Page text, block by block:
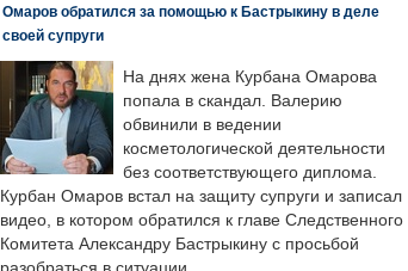
Омаров обратился за помощью к Бастрыкину в деле
своей супруги
На днях жена Курбана Омарова
попала в скандал. Валерию
обвинили в ведении
косметологической деятельности
без соответствующего диплома.
Курбан Омаров встал на защиту супруги и записал
видео, в котором обратился к главе Следственного
Комитета Александру Бастрыкину с просьбой